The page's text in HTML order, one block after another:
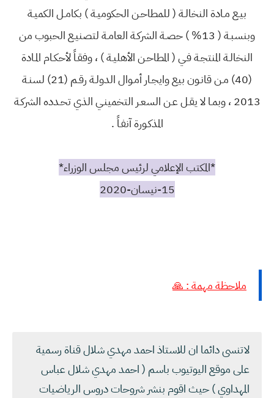
بيـع مـادة النخالـة ( للمطاحـن الحكوميـة ) بكامـل الكميـة
وبنسبـة ( 13% ) حصـة الشركـة العامـة لتصنيـع الحبوب من
النخالـة المنتجـة فـي ( المطاحـن الأهليـة ) ، وفقـاً لأحكـام المـادة
(40) مـن قانـون بيع وايجـار أمـوال الدولـة رقـم (21) لسنـة
2013 ، وبمـا لا يقـل عـن السعـر التخمينـي الذي تحـدده الشركـة
المذكـورة آنفـاً .
*المكتب الإعلامي لرئيس مجلس الوزراء*
15-نيسان-2020
ملاحظة مهمة : 🙏
لاتنسى دائما ان للاستاذ احمد مهدي شلال قناة رسمية
على موقع اليوتيوب باسم ( احمد مهدي شلال عباس
المهداوي ) حيث اقوم بنشر شروحات دروس الرياضيات